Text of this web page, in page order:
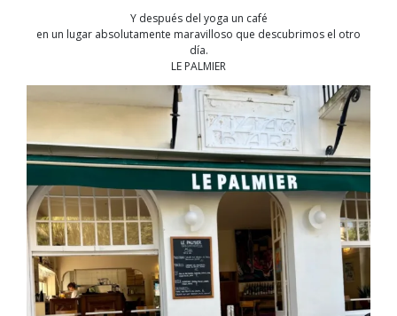
Y después del yoga un café
en un lugar absolutamente maravilloso que descubrimos el otro
día.
LE PALMIER